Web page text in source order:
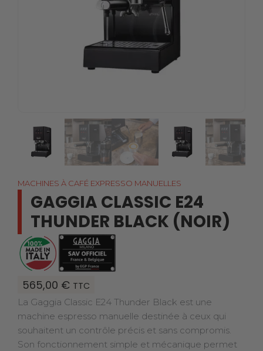
MACHINES À CAFÉ EXPRESSO MANUELLES
GAGGIA CLASSIC E24
THUNDER BLACK (NOIR)
565,00 € TTC
La Gaggia Classic E24 Thunder Black est une
machine espresso manuelle destinée à ceux qui
souhaitent un contrôle précis et sans compromis.
Son fonctionnement simple et mécanique permet